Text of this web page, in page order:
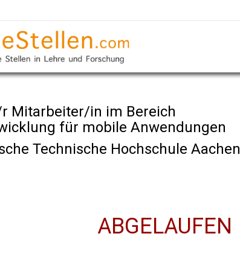
Mitarbeiter/in im Bereich
für mobile Anwendungen
Technische Hochschule Aachen
ABGELAUFEN